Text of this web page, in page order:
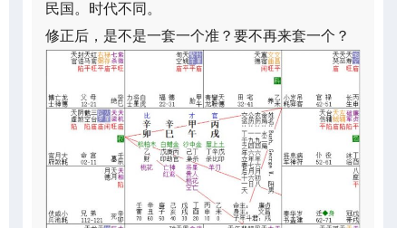
民国。时代不同。
修正后，是不是一套一个准？要不再来套一个？